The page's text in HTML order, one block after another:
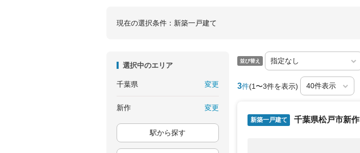
現在の選択条件： 新築一戸建て
選択中のエリア
千葉県 変更
新作 変更
駅から探す
並び替え
3件(1〜3件を表示)
新築一戸建て 千葉県松戸市新作